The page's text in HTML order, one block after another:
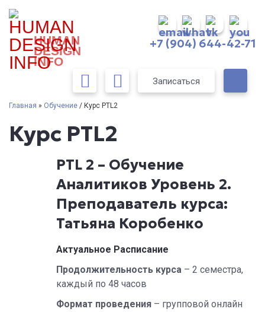
HUMAN
DESIGN
INFO
+7 (904) 644-42-71
Записаться
Главная » Обучение / Курс PTL2
Курс PTL2
PTL 2 – Обучение
Аналитиков Уровень 2.
Преподаватель курса:
Татьяна Коробенко
Актуальное Расписание
Продолжительность курса – 2 семестра,
каждый по 48 часов
Формат проведения – групповой онлайн